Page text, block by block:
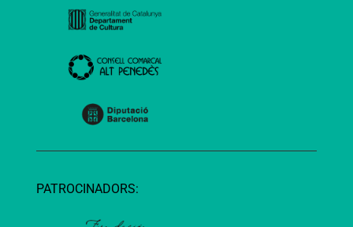
PATROCINADORS: